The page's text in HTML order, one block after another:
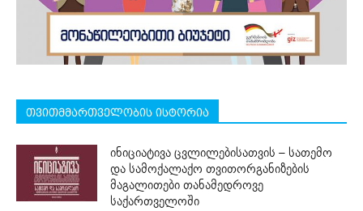
თვითმმართველობის ისტორია
ინიციატივა ცვლილებისათვის – სათემო
და სამოქალაქო თვითორგანიზების
მაგალითები თანამედროვე
საქართველოში